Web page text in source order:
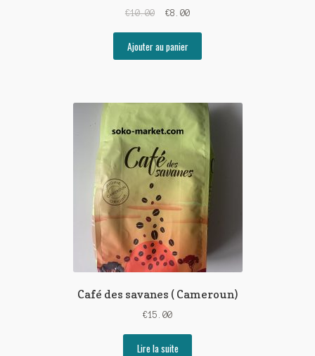
€10.00 €8.00
Ajouter au panier
Café des savanes ( Cameroun)
€15.00
Lire la suite